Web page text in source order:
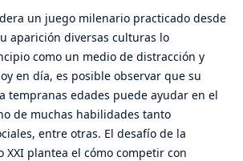
un juego milenario practicado desde
aparición diversas culturas lo
como un medio de distracción y
en día, es posible observar que su
tempranas edades puede ayudar en el
de muchas habilidades tanto
entre otras. El desafío de la
XXI plantea el cómo competir con